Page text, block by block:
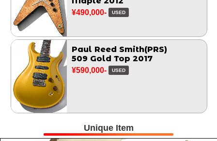
¥490,000- USED
Paul Reed Smith(PRS)
509 Gold Top 2017
¥590,000- USED
Unique Item